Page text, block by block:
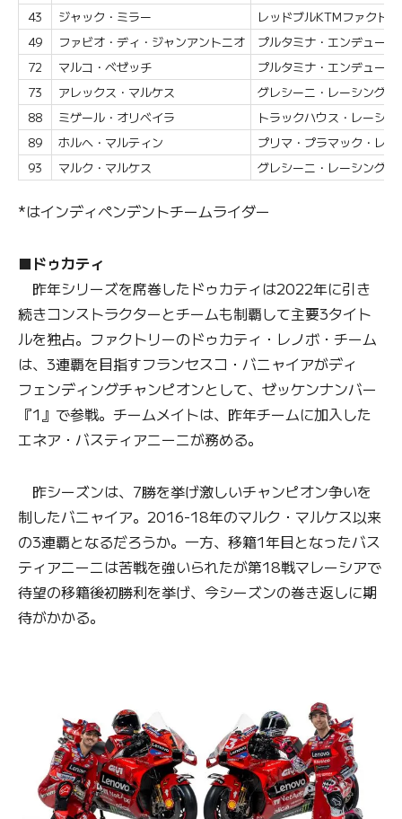
43
ジャック・ミラー
レッドブルKTMファクト
49
ファビオ・ディ・ジャンアントニオ
プルタミナ・エンデュー
72
マルコ・ベゼッチ
プルタミナ・エンデュー
73
アレックス・マルケス
グレシーニ・レーシング
88
ミゲール・オリベイラ
トラックハウス・レーシン
89
ホルヘ・マルティン
プリマ・プラマック・レー
93
マルク・マルケス グレシーニ・レーシング
*はインディペンデントチームライダー
■ドゥカティ
昨年シリーズを席巻したドゥカティは2022年に引き
続きコンストラクターとチームも制覇して主要3タイト
ルを独占。ファクトリーのドゥカティ・レノボ・チーム
は、3連覇を目指すフランセスコ・バニャイアがディ
フェンディングチャンピオンとして、ゼッケンナンバー
『1』で参戦。チームメイトは、昨年チームに加入した
エネア・バスティアニーニが務める。
昨シーズンは、7勝を挙げ激しいチャンピオン争いを
制したバニャイア。2016-18年のマルク・マルケス以来
の3連覇となるだろうか。一方、移籍1年目となったバス
ティアニーニは苦戦を強いられたが第18戦マレーシアで
待望の移籍後初勝利を挙げ、今シーズンの巻き返しに期
待がかかる。